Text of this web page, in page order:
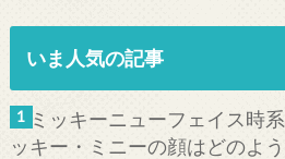
いま人気の記事
【ミッキーニューフェイス時
ッキー・ミニーの顔はどのよ